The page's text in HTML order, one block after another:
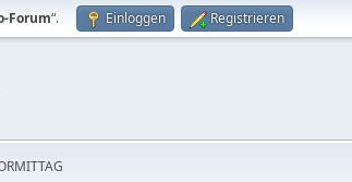
Forum“. Einloggen Registrieren